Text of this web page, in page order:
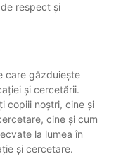
respect și
care găzduiește
și cercetării.
copiii noștri, cine și
cine și cum
la lumea în
și cercetare.